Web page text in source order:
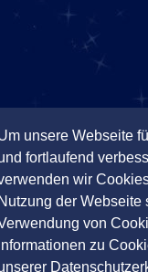
unsere Webseite
fortlaufend
wir
Nutzung der Webseite
von
Informationen zu